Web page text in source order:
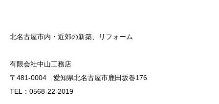
北名古屋市内・近郊の新築、リフォーム
有限会社中山工務店
〒481-0004 愛知県北名古屋市鹿田坂巻176
TEL：0568-22-2019